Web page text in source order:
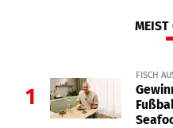
MEIST
1
FISCH